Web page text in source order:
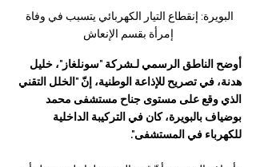
البويرة: إنقطاع التيار الكهربائي يتسبب في وفاة
إمرأة بقسم الإنعاش
أوضح الناطق الرسمي لـشركة "سونلغاز"، خليل
هدنة، في تصريح للإذاعة الوطنية، إنّ "الخلل التقني
الذي وقع على مستوى جناح مستشفى محمد
بوضياف بالبويرة، كان في التركيبة الداخلية
للكهرباء في المستشفى".